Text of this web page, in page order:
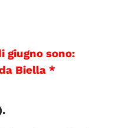
giugno sono:
Biella *